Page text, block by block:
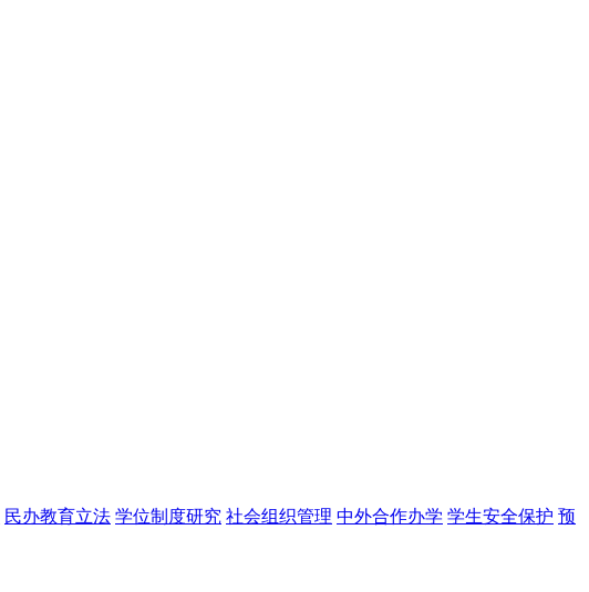
民办教育立法 学位制度研究 社会组织管理 中外合作办学 学生安全保护 预